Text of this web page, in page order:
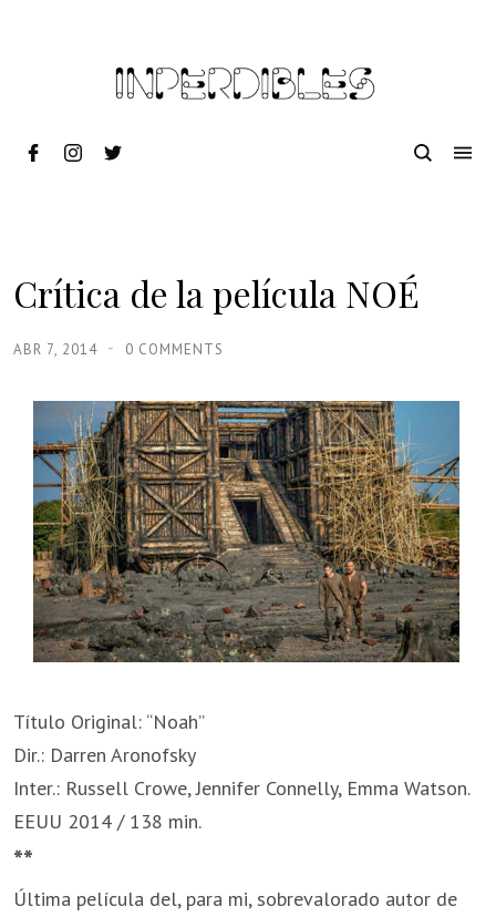
Crítica de la película NOÉ
ABR 7, 2014 0 COMMENTS
Título Original: “Noah”
Dir.: Darren Aronofsky
Inter.: Russell Crowe, Jennifer Connelly, Emma Watson.
EEUU 2014 / 138 min.
**
Última película del, para mi, sobrevalorado autor de